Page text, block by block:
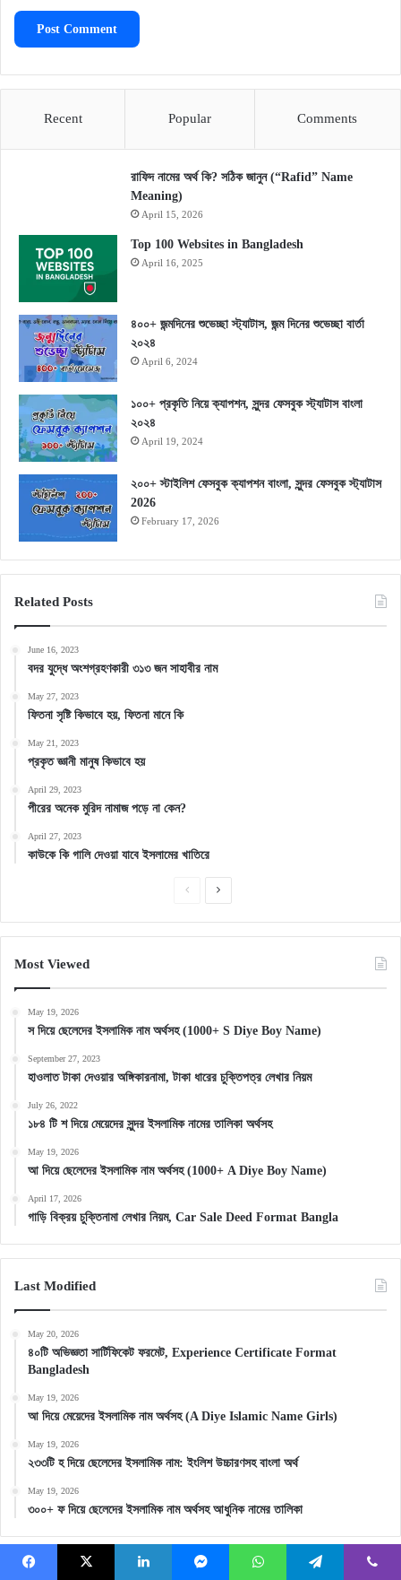
Recent Popular Comments
রাফিদ নামের অর্থ কি? সঠিক জানুন (“Rafid” Name
Meaning)
April 15, 2026
Top 100 Websites in Bangladesh
April 16, 2025
৪০০+ জন্মদিনের শুভেচ্ছা স্ট্যাটাস, জন্ম দিনের শুভেচ্ছা বার্তা
২০২৪
April 6, 2024
১০০+ প্রকৃতি নিয়ে ক্যাপশন, সুন্দর ফেসবুক স্ট্যাটাস বাংলা
২০২৪
April 19, 2024
২০০+ স্টাইলিশ ফেসবুক ক্যাপশন বাংলা, সুন্দর ফেসবুক স্ট্যাটাস
2026
February 17, 2026
Related Posts
June 16, 2023
বদর যুদ্ধে অংশগ্রহণকারী ৩১৩ জন সাহাবীর নাম
May 27, 2023
ফিতনা সৃষ্টি কিভাবে হয়, ফিতনা মানে কি
May 21, 2023
প্রকৃত জ্ঞানী মানুষ কিভাবে হয়
April 29, 2023
পীরের অনেক মুরিদ নামাজ পড়ে না কেন?
April 27, 2023
কাউকে কি গালি দেওয়া যাবে ইসলামের খাতিরে
PreviousNext
Most Viewed
May 19, 2026
স দিয়ে ছেলেদের ইসলামিক নাম অর্থসহ (1000+ S Diye Boy Name)
September 27, 2023
হাওলাত টাকা দেওয়ার অঙ্গিকারনামা, টাকা ধারের চুক্তিপত্র লেখার নিয়ম
July 26, 2022
১৮৪ টি শ দিয়ে মেয়েদের সুন্দর ইসলামিক নামের তালিকা অর্থসহ
May 19, 2026
আ দিয়ে ছেলেদের ইসলামিক নাম অর্থসহ (1000+ A Diye Boy Name)
April 17, 2026
গাড়ি বিক্রয় চুক্তিনামা লেখার নিয়ম, Car Sale Deed Format Bangla
Last Modified
May 20, 2026
৪০টি অভিজ্ঞতা সার্টিফিকেট ফরমেট, Experience Certificate Format
Bangladesh
May 19, 2026
আ দিয়ে মেয়েদের ইসলামিক নাম অর্থসহ (A Diye Islamic Name Girls)
May 19, 2026
২৩৩টি হ দিয়ে ছেলেদের ইসলামিক নাম: ইংলিশ উচ্চারণসহ বাংলা অর্থ
May 19, 2026
৩০০+ ফ দিয়ে ছেলেদের ইসলামিক নাম অর্থসহ আধুনিক নামের তালিকা